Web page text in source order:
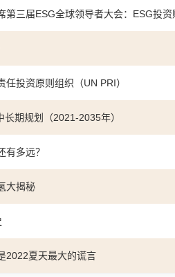
第三届ESG全球领导者大会：ESG投资
投资原则组织（UN PRI）
期规划（2021-2035年）
有多远？
大揭秘
2022夏天最大的谎言